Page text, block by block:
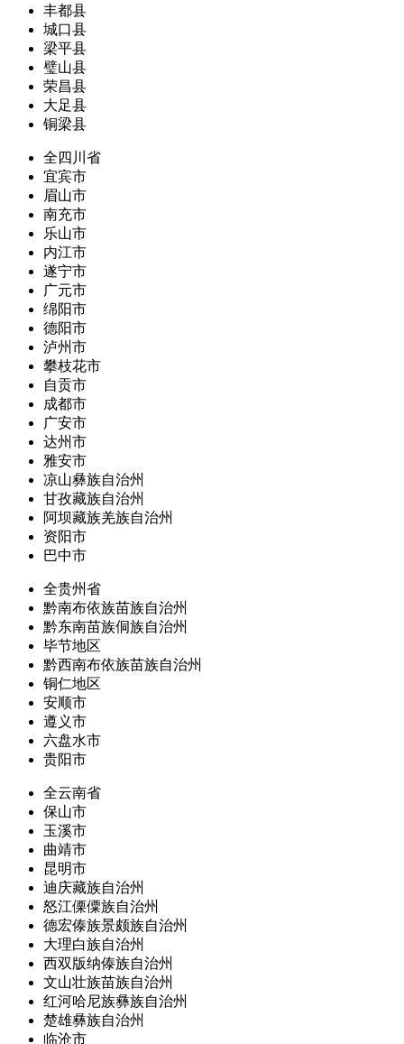
丰都县
城口县
梁平县
璧山县
荣昌县
大足县
铜梁县
全四川省
宜宾市
眉山市
南充市
乐山市
内江市
遂宁市
广元市
绵阳市
德阳市
泸州市
攀枝花市
自贡市
成都市
广安市
达州市
雅安市
凉山彝族自治州
甘孜藏族自治州
阿坝藏族羌族自治州
资阳市
巴中市
全贵州省
黔南布依族苗族自治州
黔东南苗族侗族自治州
毕节地区
黔西南布依族苗族自治州
铜仁地区
安顺市
遵义市
六盘水市
贵阳市
全云南省
保山市
玉溪市
曲靖市
昆明市
迪庆藏族自治州
怒江傈僳族自治州
德宏傣族景颇族自治州
大理白族自治州
西双版纳傣族自治州
文山壮族苗族自治州
红河哈尼族彝族自治州
楚雄彝族自治州
临沧市